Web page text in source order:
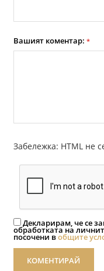
Вашият коментар: *
Забележка: HTML не
Декларирам, че се
обработката на
посочени вобщите
КОМЕНТИРАЙ